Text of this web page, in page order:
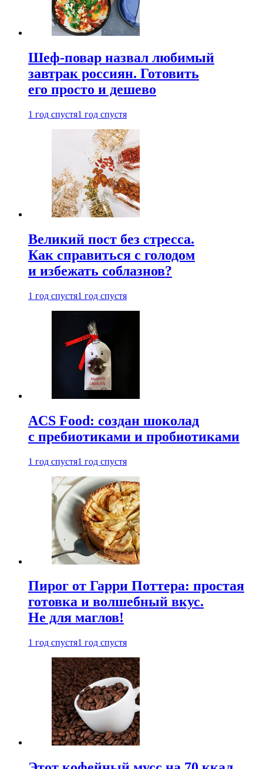
Шеф-повар назвал любимый
завтрак россиян. Готовить
его просто и дешево
1 год спустя1 год спустя
Великий пост без стресса.
Как справиться с голодом
и избежать соблазнов?
1 год спустя1 год спустя
ACS Food: создан шоколад
с пребиотиками и пробиотиками
1 год спустя1 год спустя
Пирог от Гарри Поттера: простая
готовка и волшебный вкус.
Не для маглов!
1 год спустя1 год спустя